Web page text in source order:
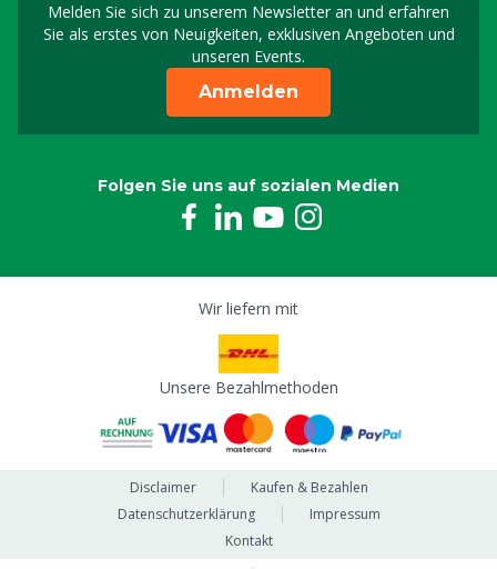
Melden Sie sich zu unserem Newsletter an und erfahren
Sie als erstes von Neuigkeiten, exklusiven Angeboten und
unseren Events.
Melden Sie sich für
Anmelden
Folgen Sie uns auf sozialen Medien
Wir liefern mit
Unsere Bezahlmethoden
Disclaimer
Kaufen & Bezahlen
Datenschutzerklärung
Impressum
Kontakt